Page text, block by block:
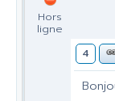
Hors
ligne
4